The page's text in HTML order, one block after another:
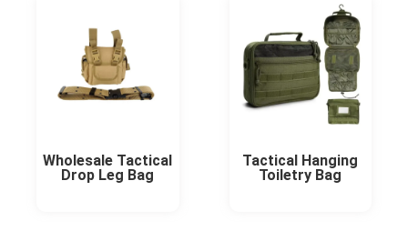
Wholesale Tactical
Drop Leg Bag
Tactical Hanging
Toiletry Bag